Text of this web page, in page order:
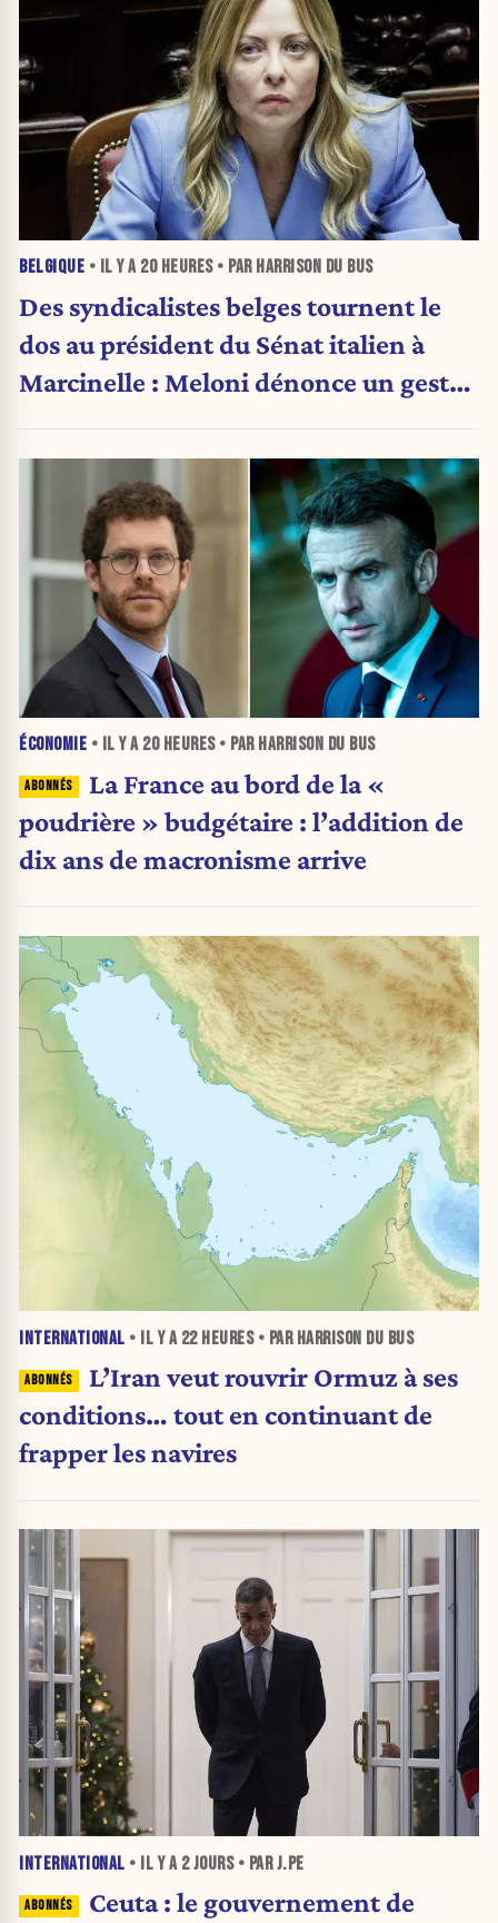
BELGIQUE • IL Y A 20 HEURES• PAR HARRISON DU BUS
Des syndicalistes belges tournent le
dos au président du Sénat italien à
Marcinelle : Meloni dénonce un geste
ÉCONOMIE • IL Y A 20 HEURES• PAR HARRISON DU BUS
La France au bord de la «
poudrière » budgétaire : l’addition de
dix ans de macronisme arrive
INTERNATIONAL • IL Y A 22 HEURES• PAR HARRISON DU BUS
L’Iran veut rouvrir Ormuz à ses
conditions… tout en continuant de
frapper les navires
INTERNATIONAL • IL Y A 2 JOURS• PAR J.PE
Ceuta : le gouvernement de